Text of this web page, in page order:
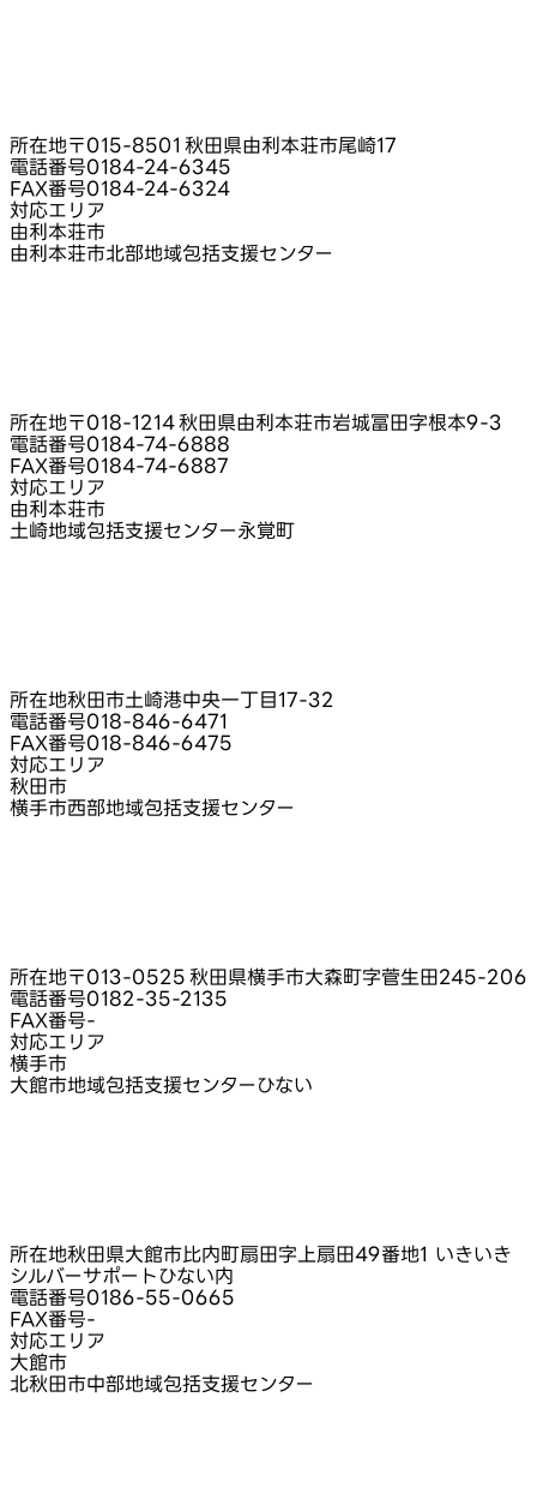
所在地〒015-8501 秋田県由利本荘市尾崎17
電話番号0184-24-6345
FAX番号0184-24-6324
対応エリア
由利本荘市
由利本荘市北部地域包括支援センター
所在地〒018-1214 秋田県由利本荘市岩城冨田字根本9‑3
電話番号0184-74-6888
FAX番号0184-74-6887
対応エリア
由利本荘市
土崎地域包括支援センター永覚町
所在地秋田市土崎港中央一丁目17‑32
電話番号018-846-6471
FAX番号018-846-6475
対応エリア
秋田市
横手市西部地域包括支援センター
所在地〒013-0525 秋田県横手市大森町字菅生田245‑206
電話番号0182-35-2135
FAX番号-
対応エリア
横手市
大館市地域包括支援センターひない
所在地秋田県大館市比内町扇田字上扇田49番地1 いきいき
シルバーサポートひない内
電話番号0186-55-0665
FAX番号-
対応エリア
大館市
北秋田市中部地域包括支援センター